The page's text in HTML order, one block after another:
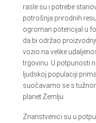
rasle su i potrebe
potrošnja prirodnih
ogroman potencijal u
da bi održao
vozio na velike
trgovinu. U potpunosti
ljudskoj populaciji
suočavamo se s
planet Zemlju.
Znanstvenici su u